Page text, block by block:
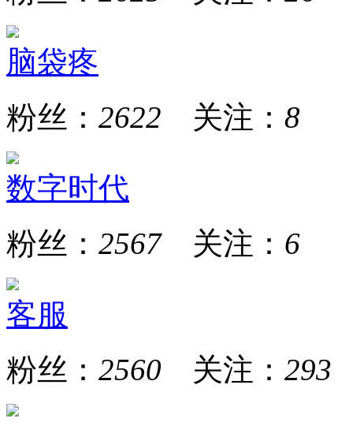
脑袋疼
粉丝： 2622 关注： 8
数字时代
粉丝： 2567关注： 6
客服
粉丝： 2560 关注： 293